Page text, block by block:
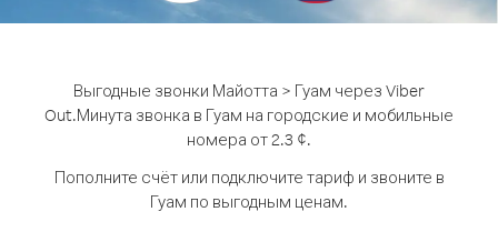
Выгодные звонки Майотта > Гуам через Viber
Out.Минута звонка в Гуам на городские и мобильные
номера от 2.3 ¢.
Пополните счёт или подключите тариф и звоните в
Гуам по выгодным ценам.